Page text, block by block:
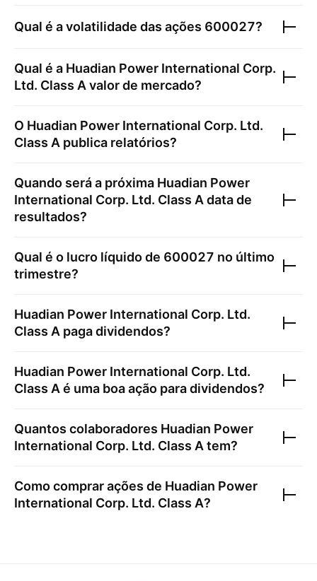
Qual é a volatilidade das ações 600027?
Qual é a Huadian Power International Corp.
Ltd. Class A valor de mercado?
O Huadian Power International Corp. Ltd.
Class A publica relatórios?
Quando será a próxima Huadian Power
International Corp. Ltd. Class A data de
resultados?
Qual é o lucro líquido de 600027 no último
trimestre?
Huadian Power International Corp. Ltd.
Class A paga dividendos?
Huadian Power International Corp. Ltd.
Class A é uma boa ação para dividendos?
Quantos colaboradores Huadian Power
International Corp. Ltd. Class A tem?
Como comprar ações de Huadian Power
International Corp. Ltd. Class A?